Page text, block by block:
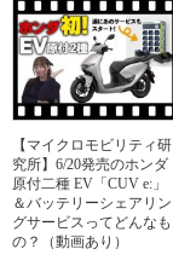
【マイクロモビリティ研
究所】6/20発売のホンダ
原付二種 EV「CUV e:」
＆バッテリーシェアリン
グサービスってどんなも
の？（動画あり）